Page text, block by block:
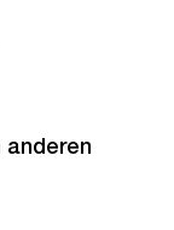
anderen